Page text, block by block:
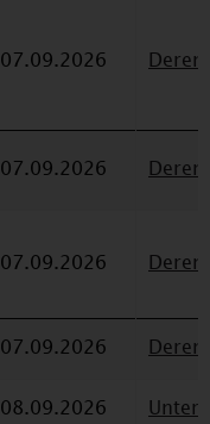
07.09.2026
07.09.2026
07.09.2026
07.09.2026
08.09.2026